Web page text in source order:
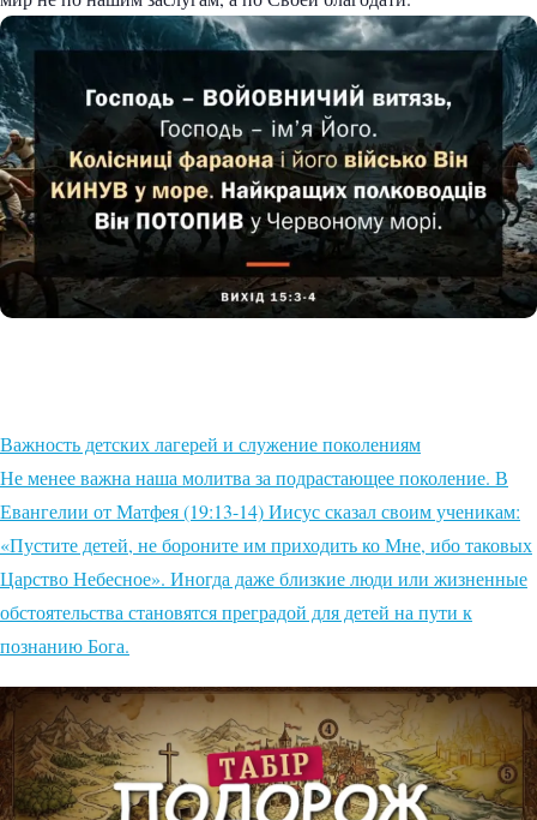
Важность детских лагерей и служение поколениям
Не менее важна наша молитва за подрастающее поколение. В
Евангелии от Матфея (19:13-14) Иисус сказал своим ученикам:
«Пустите детей, не бороните им приходить ко Мне, ибо таковых
Царство Небесное». Иногда даже близкие люди или жизненные
обстоятельства становятся преградой для детей на пути к
познанию Бога.